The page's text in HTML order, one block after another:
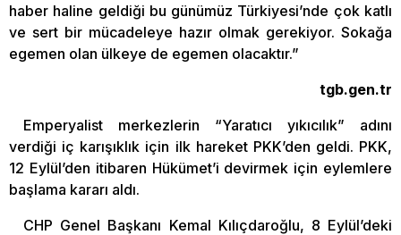
haber haline geldiği bu günümüz Türkiyesi’nde çok katlı
ve sert bir mücadeleye hazır olmak gerekiyor. Sokağa
egemen olan ülkeye de egemen olacaktır.”
tgb.gen.tr
Emperyalist merkezlerin “Yaratıcı yıkıcılık” adını
verdiği iç karışıklık için ilk hareket PKK’den geldi. PKK,
12 Eylül’den itibaren Hükümet’i devirmek için eylemlere
başlama kararı aldı.
CHP Genel Başkanı Kemal Kılıçdaroğlu, 8 Eylül’deki